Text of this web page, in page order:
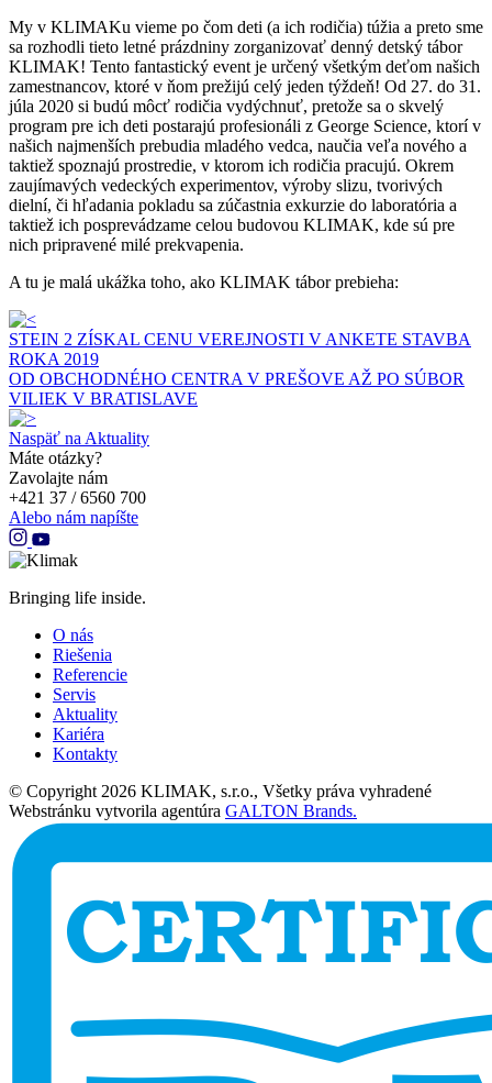
My v KLIMAKu vieme po čom deti (a ich rodičia) túžia a preto sme
sa rozhodli tieto letné prázdniny zorganizovať denný detský tábor
KLIMAK! Tento fantastický event je určený všetkým deťom našich
zamestnancov, ktoré v ňom prežijú celý jeden týždeň! Od 27. do 31.
júla 2020 si budú môcť rodičia vydýchnuť, pretože sa o skvelý
program pre ich deti postarajú profesionáli z George Science, ktorí v
našich najmenších prebudia mladého vedca, naučia veľa nového a
taktiež spoznajú prostredie, v ktorom ich rodičia pracujú. Okrem
zaujímavých vedeckých experimentov, výroby slizu, tvorivých
dielní, či hľadania pokladu sa zúčastnia exkurzie do laboratória a
taktiež ich posprevádzame celou budovou KLIMAK, kde sú pre
nich pripravené milé prekvapenia.
A tu je malá ukážka toho, ako KLIMAK tábor prebieha:
STEIN 2 ZÍSKAL CENU VEREJNOSTI V ANKETE STAVBA
ROKA 2019
OD OBCHODNÉHO CENTRA V PREŠOVE AŽ PO SÚBOR
VILIEK V BRATISLAVE
Naspäť na Aktuality
Máte otázky?
Zavolajte nám
+421 37 / 6560 700
Alebo nám napíšte
Bringing life inside.
O nás
Riešenia
Referencie
Servis
Aktuality
Kariéra
Kontakty
© Copyright 2026 KLIMAK, s.r.o., Všetky práva vyhradené
Webstránku vytvorila agentúra GALTON Brands.